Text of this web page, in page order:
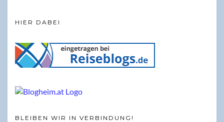
HIER DABEI
BLEIBEN WIR IN VERBINDUNG!